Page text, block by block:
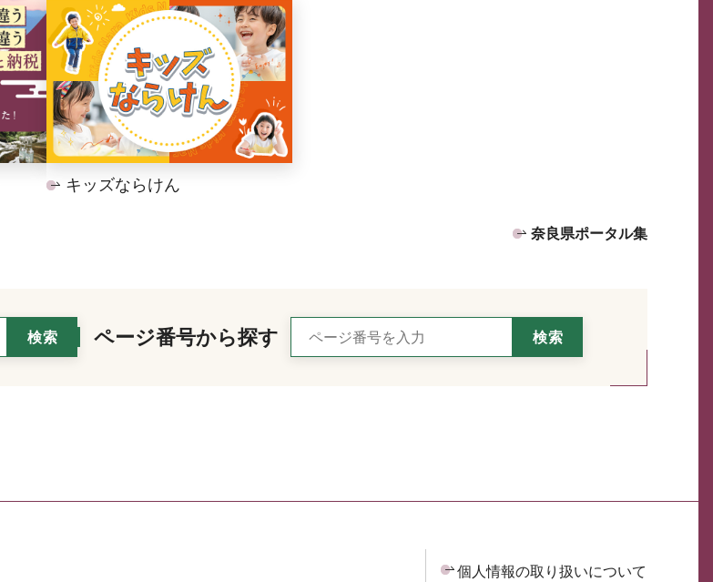
キッズならけん
奈良県ポータル集
ページ番号から探す
個人情報の取り扱いについて